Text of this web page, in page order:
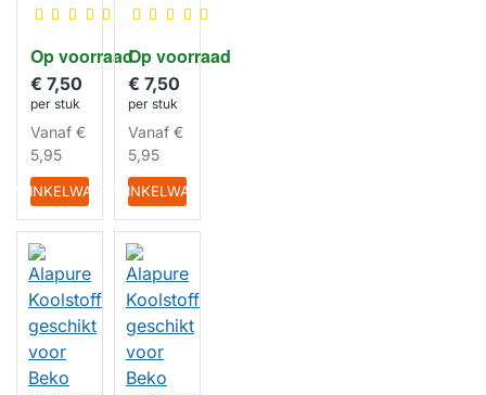
HUISMERK
Op voorraad
Beko
006935
€ 7,50
per stuk
Vanaf €
5,95
WINKELWAGEN
HUISMERK
Op voorraad
Beko
011216
€ 7,50
per stuk
Vanaf€
5,95
IN WINKELWAGEN